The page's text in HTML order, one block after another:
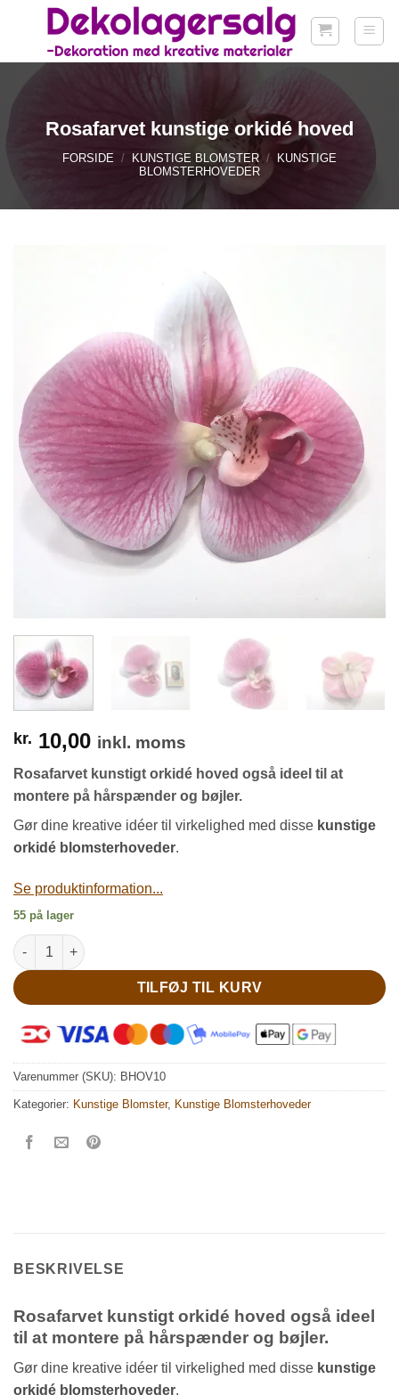
Fortsæt
Rosafarvet kunstige orkidé hoved
FORSIDE / KUNSTIGE BLOMSTER /
KUNSTIGE
BLOMSTERHOVEDER
kr. 10,00 inkl. moms
Rosafarvet kunstigt orkidé hoved også ideel til at
montere på hårspænder og bøjler.
Gør dine kreative idéer til virkelighed med disse kunstige
orkidé blomsterhoveder.
Se produktinformation...
55 på lager
Rosafarvet kunstige orkidé hoved antal
TILFØJ TIL KURV
Varenummer (SKU): BHOV10
Kategorier: Kunstige Blomster, Kunstige Blomsterhoveder
BESKRIVELSE
Rosafarvet kunstigt orkidé hoved også ideel
til at montere på hårspænder og bøjler.
Gør dine kreative idéer til virkelighed med disse kunstige
orkidé blomsterhoveder.